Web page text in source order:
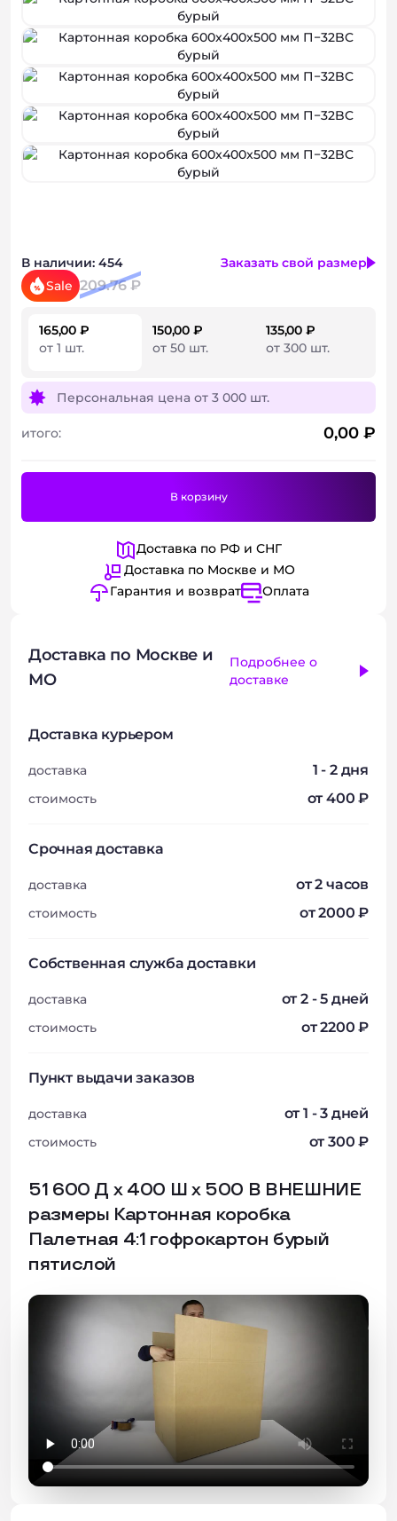
Консультация
В наличии: 454
Заказать свой размер
Sale 209.76 ₽
165,00 ₽
от 1 шт.
150,00 ₽
от 50 шт.
135,00 ₽
от 300 шт.
Персональная цена от 3 000 шт.
итого: 0,00 ₽
В корзину
Доставка по РФ и СНГ
Доставка по Москве и МО
Гарантия и возврат
Оплата
Доставка по Москве и
МО
Подробнее о
доставке
Доставка курьером
доставка 1 - 2 дня
стоимость от 400 ₽
Срочная доставка
доставка от 2 часов
стоимость от 2000 ₽
Собственная служба доставки
доставка от 2 - 5 дней
стоимость от 2200 ₽
Пункт выдачи заказов
доставка от 1 - 3 дней
стоимость от 300 ₽
51 600 Д х 400 Ш х 500 В ВНЕШНИЕ
размеры Картонная коробка
Палетная 4:1 гофрокартон бурый
пятислой